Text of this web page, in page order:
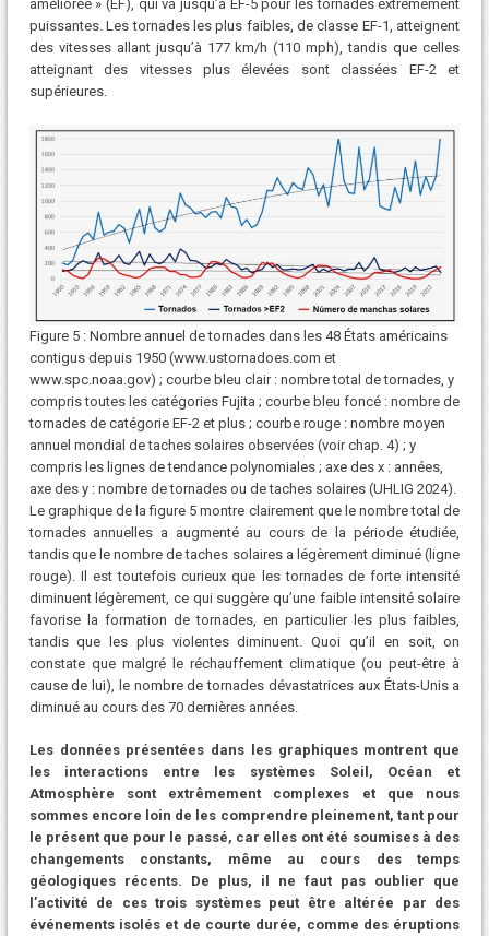
améliorée » (EF), qui va jusqu’à EF-5 pour les tornades extrêmement
puissantes. Les tornades les plus faibles, de classe EF-1, atteignent
des vitesses allant jusqu’à 177 km/h (110 mph), tandis que celles
atteignant des vitesses plus élevées sont classées EF-2 et
supérieures.
Figure 5 : Nombre annuel de tornades dans les 48 États américains
contigus depuis 1950 (www.ustornadoes.com et
www.spc.noaa.gov) ; courbe bleu clair : nombre total de tornades, y
compris toutes les catégories Fujita ; courbe bleu foncé : nombre de
tornades de catégorie EF-2 et plus ; courbe rouge : nombre moyen
annuel mondial de taches solaires observées (voir chap. 4) ; y
compris les lignes de tendance polynomiales ; axe des x : années,
axe des y : nombre de tornades ou de taches solaires (UHLIG 2024).
Le graphique de la figure 5 montre clairement que le nombre total de
tornades annuelles a augmenté au cours de la période étudiée,
tandis que le nombre de taches solaires a légèrement diminué (ligne
rouge). Il est toutefois curieux que les tornades de forte intensité
diminuent légèrement, ce qui suggère qu’une faible intensité solaire
favorise la formation de tornades, en particulier les plus faibles,
tandis que les plus violentes diminuent. Quoi qu’il en soit, on
constate que malgré le réchauffement climatique (ou peut-être à
cause de lui), le nombre de tornades dévastatrices aux États-Unis a
diminué au cours des 70 dernières années.
Les données présentées dans les graphiques montrent que
les interactions entre les systèmes Soleil, Océan et
Atmosphère sont extrêmement complexes et que nous
sommes encore loin de les comprendre pleinement, tant pour
le présent que pour le passé, car elles ont été soumises à des
changements constants, même au cours des temps
géologiques récents. De plus, il ne faut pas oublier que
l’activité de ces trois systèmes peut être altérée par des
événements isolés et de courte durée, comme des éruptions